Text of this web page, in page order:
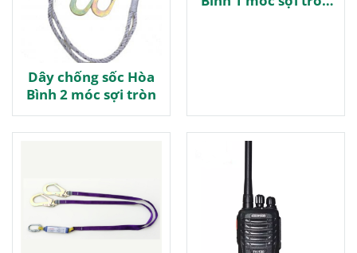
Dây chống sốc Hòa
Bình 2 móc sợi tròn